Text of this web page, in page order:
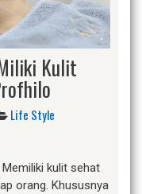
Kulit
Life Style
Memiliki kulit sehat
orang. Khususnya